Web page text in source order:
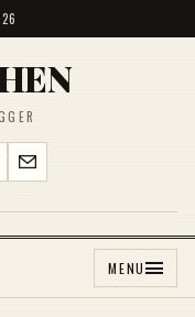
MENU